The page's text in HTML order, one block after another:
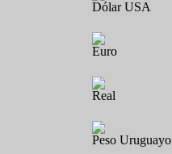
Dólar USA
Euro
Real
Peso Uruguayo